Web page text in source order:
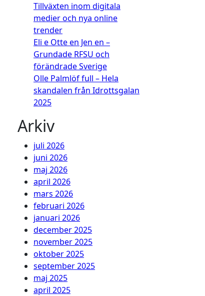
Tillväxten inom digitala
medier och nya online
trender
Eli e Otte en Jen en –
Grundade RFSU och
förändrade Sverige
Olle Palmlöf full – Hela
skandalen från Idrottsgalan
2025
Arkiv
juli 2026
juni 2026
maj 2026
april 2026
mars 2026
februari 2026
januari 2026
december 2025
november 2025
oktober 2025
september 2025
maj 2025
april 2025